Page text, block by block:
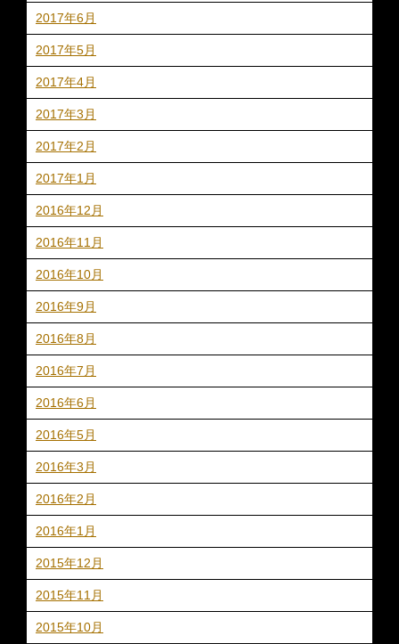
2017年6月
2017年5月
2017年4月
2017年3月
2017年2月
2017年1月
2016年12月
2016年11月
2016年10月
2016年9月
2016年8月
2016年7月
2016年6月
2016年5月
2016年3月
2016年2月
2016年1月
2015年12月
2015年11月
2015年10月